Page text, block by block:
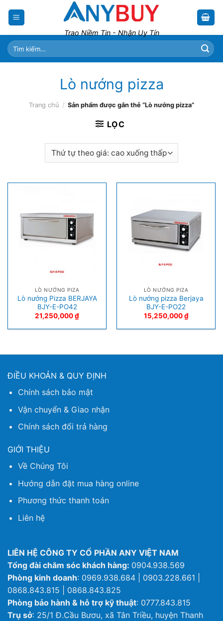
Trao Niềm Tin - Nhận Uy Tín
Tìm
kiếm:
Lò nướng pizza
Trang chủ / Sản phẩm được gắn thẻ “Lò nướng pizza”
LỌC
LÒ NƯỚNG PIZA
Lò nướng Pizza BERJAYA
BJY-E-PO42
21,250,000₫
LÒ NƯỚNG PIZA
Lò nướng pizza Berjaya
BJY-E-PO22
15,250,000₫
ĐIỀU KHOẢN & QUY ĐỊNH
Chính sách bảo mật
Vận chuyển & Giao nhận
Chính sách đổi trả hàng
GIỚI THIỆU
Về Chúng Tôi
Hướng dẫn đặt mua hàng online
Phương thức thanh toán
Liên hệ
LIÊN HỆ CÔNG TY CỔ PHẦN ANY VIỆT NAM
Tổng đài chăm sóc khách hàng: 0904.938.569
Phòng kinh doanh: 0969.938.684 | 0903.228.661 |
0868.843.815 | 0868.843.825
Phòng bảo hành & hỗ trợ kỹ thuật: 0777.843.815
Trụ sở: 25/1 Đ.Cầu Bươu, xã Tân Triều, huyện Thanh